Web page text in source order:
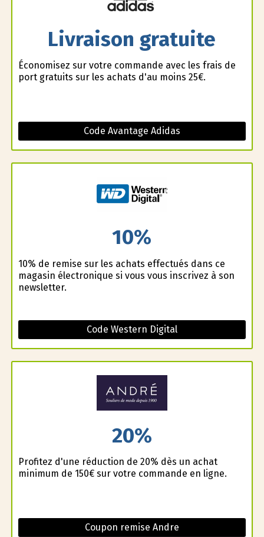
Livraison gratuite
Économisez sur votre commande avec les frais de
port gratuits sur les achats d'au moins 25€.
Code Avantage Adidas
10%
10% de remise sur les achats effectués dans ce
magasin électronique si vous vous inscrivez à son
newsletter.
Code Western Digital
20%
Profitez d'une réduction de 20% dès un achat
minimum de 150€ sur votre commande en ligne.
Coupon remise Andre